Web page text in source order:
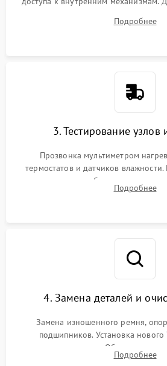
Обеспечение свободного доступа
Подробнее
3. Тестирование узлов
Прозвонка мультиметром
термостатов и датчиков
конденсатора, обмоток мотора и
тепловым насосом — диагностика
Подробнее
4. Замена деталей и
Замена изношенного ремня,
подшипников. Установка
термодатчиков. Обязательная
конденсатора, крыльчаткиПодробнее